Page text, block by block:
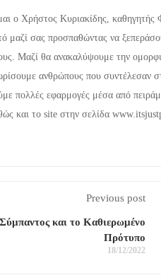
ο Χρήστος Κυριακίδης,
μαζί σας προσπαθώντας να
Μαζί θα ανακαλύψουμε την
ανθρώπους που συντέλεσαν
πολλές εφαρμογές μέσα από
και το site στην σελίδα
Previous post
και το Καθιερωμένο
Πρότυπο
18/12/2022